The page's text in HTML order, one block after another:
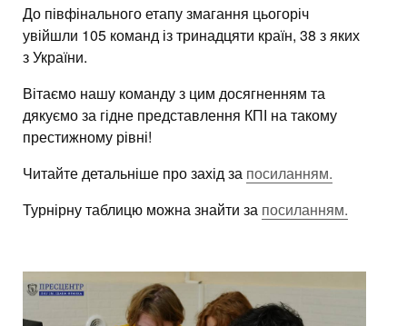
До півфінального етапу змагання цьогоріч
увійшли 105 команд із тринадцяти країн, 38 з яких
з України.
Вітаємо нашу команду з цим досягненням та
дякуємо за гідне представлення КПІ на такому
престижному рівні!
Читайте детальніше про захід за посиланням.
Турнірну таблицю можна знайти за посиланням.